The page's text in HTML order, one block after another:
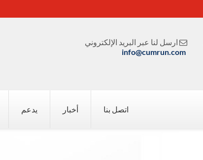
 ارسل لنا عبر البريد الإلكتروني
info@cumrun.com
يدعم أخبار اتصل بنا